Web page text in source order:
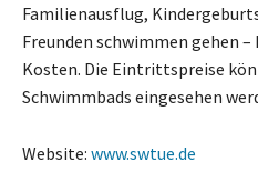
Familienausflug,
Freunden schwimmen gehen
Kosten. Die Eintrittspreise
Schwimmbads eingesehen
Website: www.swtue.de